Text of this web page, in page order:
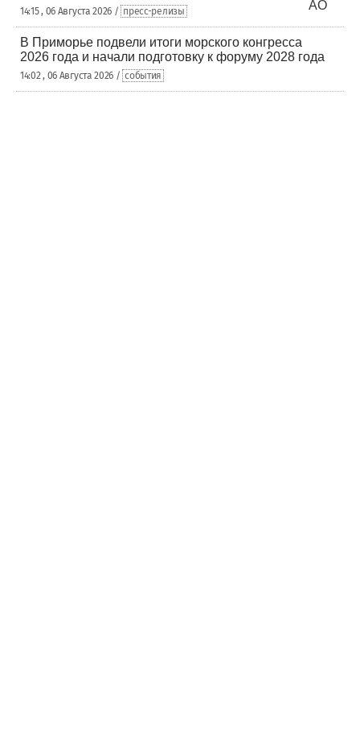
14:15 , 06 Августа 2026 / пресс-релизы
В Приморье подвели итоги морского конгресса
2026 года и начали подготовку к форуму 2028 года
14:02 , 06 Августа 2026 / события